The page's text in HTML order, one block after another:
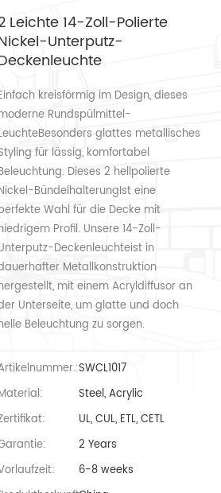
Leichte 14-Zoll-Polierte
Unterputz-
kreisförmig im Design, dieses
Rundspülmittel-
glattes metallisches
für lässig, komfortabel
Dieses 2 hellpolierte
BündelhalterungIst eine
Wahl für die Decke mit
Profil. Unsere 14-Zoll-
Deckenleuchteist in
Metallkonstruktion
mit einem Acryldiffusor an
Unterseite, um glatte und doch
Beleuchtung zu sorgen.
SWCL1017
Steel, Acrylic
UL, CUL, ETL, CETL
2 Years
6-8 weeks